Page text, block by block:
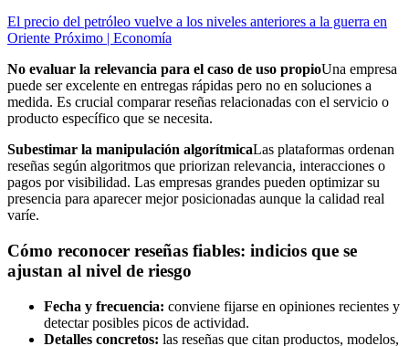
El precio del petróleo vuelve a los niveles anteriores a la guerra en
Oriente Próximo | Economía
No evaluar la relevancia para el caso de uso propioUna empresa
puede ser excelente en entregas rápidas pero no en soluciones a
medida. Es crucial comparar reseñas relacionadas con el servicio o
producto específico que se necesita.
Subestimar la manipulación algorítmicaLas plataformas ordenan
reseñas según algoritmos que priorizan relevancia, interacciones o
pagos por visibilidad. Las empresas grandes pueden optimizar su
presencia para aparecer mejor posicionadas aunque la calidad real
varíe.
Cómo reconocer reseñas fiables: indicios que se
ajustan al nivel de riesgo
Fecha y frecuencia: conviene fijarse en opiniones recientes y
detectar posibles picos de actividad.
Detalles concretos: las reseñas que citan productos, modelos,